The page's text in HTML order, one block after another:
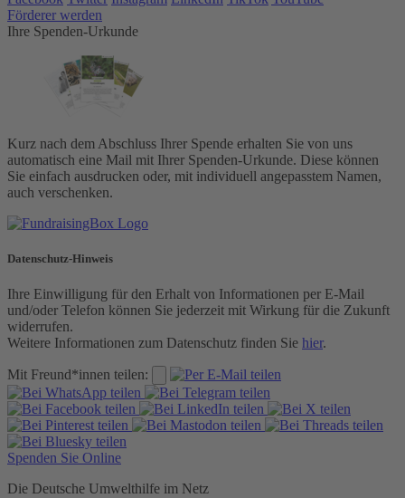
Förderer werden
Ihre Spenden-Urkunde
Kurz nach dem Abschluss Ihrer Spende erhalten Sie von uns
automatisch eine Mail mit Ihrer Spenden-Urkunde. Diese können
Sie einfach ausdrucken oder, mit individuell angepasstem Namen,
auch verschenken.
Datenschutz-Hinweis
Ihre Einwilligung für den Erhalt von Informationen per E-Mail
und/oder Telefon können Sie jederzeit mit Wirkung für die Zukunft
widerrufen.
Weitere Informationen zum Datenschutz finden Sie hier.
Mit Freund*innen teilen:
Spenden Sie Online
Die Deutsche Umwelthilfe im Netz